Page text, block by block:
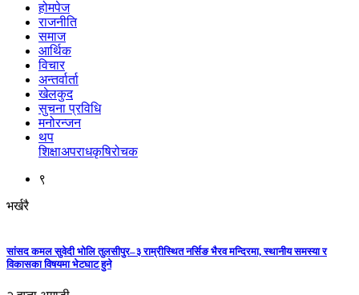
होमपेज
राजनीति
समाज
आर्थिक
विचार
अन्तर्वार्ता
खेलकुद
सुचना प्रविधि
मनोरन्जन
थप
शिक्षाअपराधकृषिरोचक
९
भर्खरै
सांसद कमल सुवेदी भोलि तुलसीपुर–३ राम्रीस्थित नर्सिङ भैरव मन्दिरमा, स्थानीय समस्या र
विकासका विषयमा भेटघाट हुने